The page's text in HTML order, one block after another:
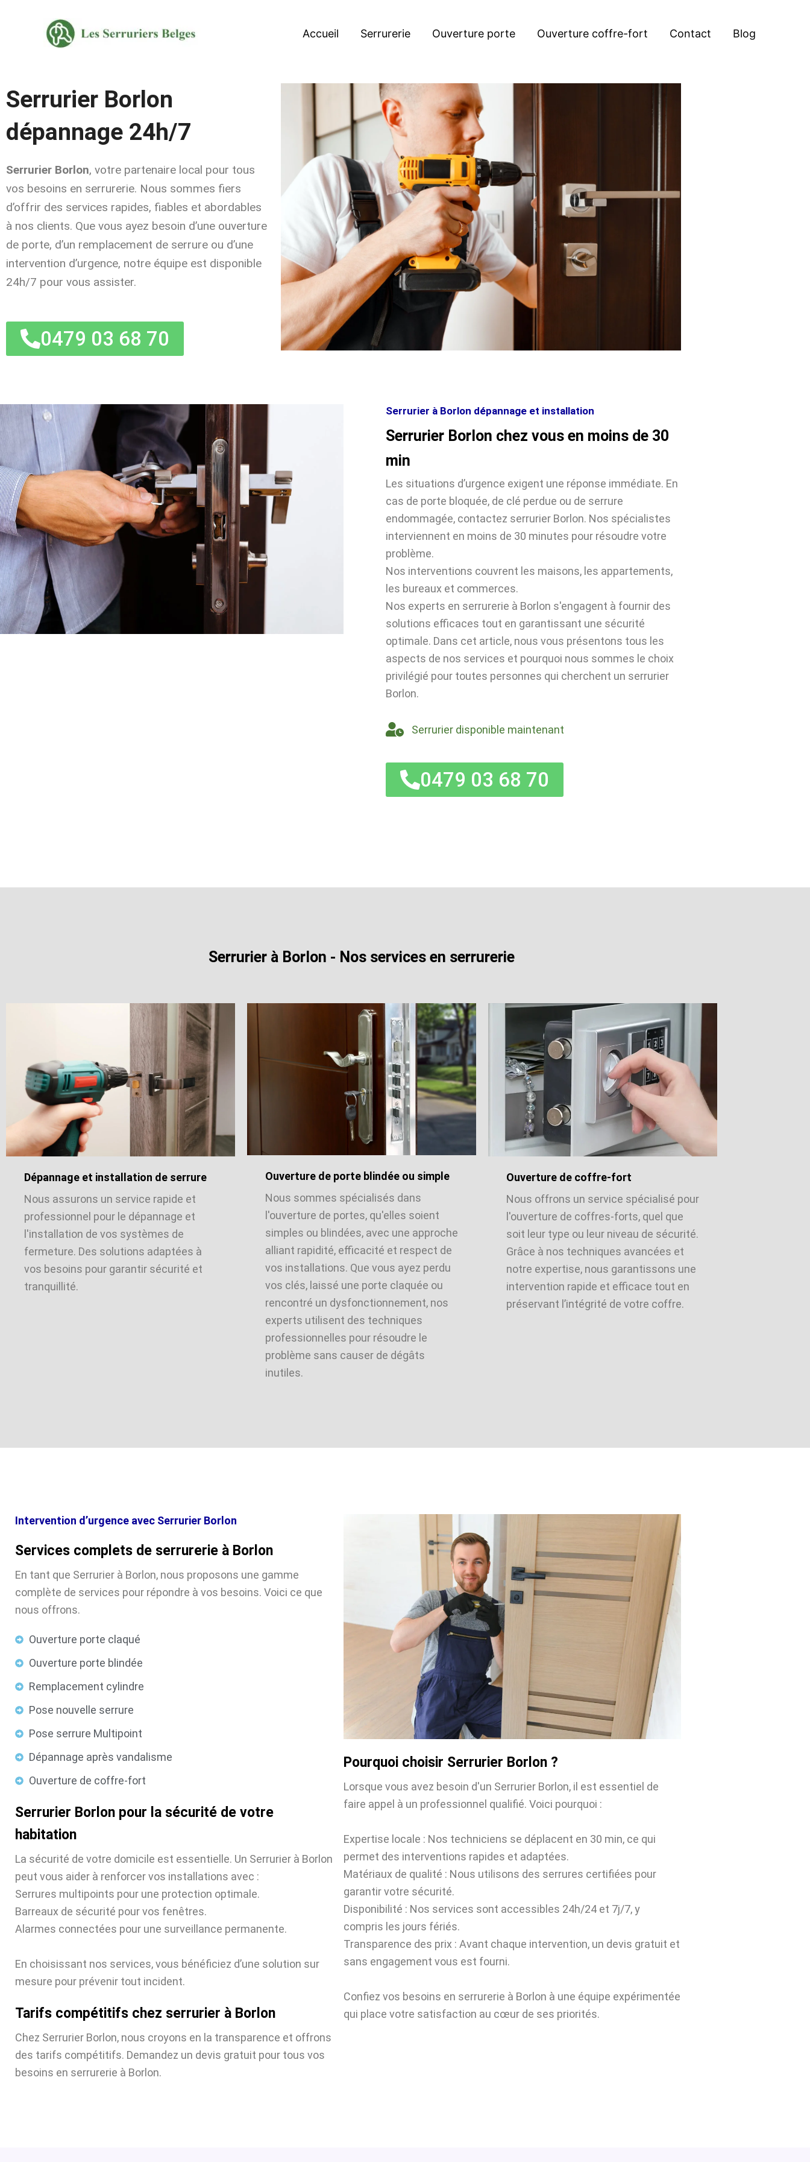
Accueil Serrurerie Ouverture porte Ouverture coffre-fort Contact Blog
Serrurier Borlon
dépannage 24h/7
Serrurier Borlon, votre partenaire local pour tous
vos besoins en serrurerie. Nous sommes fiers
d’offrir des services rapides, fiables et abordables
à nos clients. Que vous ayez besoin d’une ouverture
de porte, d’un remplacement de serrure ou d’une
intervention d’urgence, notre équipe est disponible
24h/7 pour vous assister.
0479 03 68 70
Serrurier à Borlon dépannage et installation
Serrurier Borlon chez vous en moins de 30
min
Les situations d’urgence exigent une réponse immédiate. En
cas de porte bloquée, de clé perdue ou de serrure
endommagée, contactez serrurier Borlon. Nos spécialistes
interviennent en moins de 30 minutes pour résoudre votre
problème.
Nos interventions couvrent les maisons, les appartements,
les bureaux et commerces.
Nos experts en serrurerie à Borlon s'engagent à fournir des
solutions efficaces tout en garantissant une sécurité
optimale. Dans cet article, nous vous présentons tous les
aspects de nos services et pourquoi nous sommes le choix
privilégié pour toutes personnes qui cherchent un serrurier
Borlon.
Serrurier disponible maintenant
0479 03 68 70
Serrurier à Borlon - Nos services en serrurerie
Dépannage et installation de serrure
Nous assurons un service rapide et
professionnel pour le dépannage et
l'installation de vos systèmes de
fermeture. Des solutions adaptées à
vos besoins pour garantir sécurité et
tranquillité.
Ouverture de porte blindée ou simple
Nous sommes spécialisés dans
l'ouverture de portes, qu'elles soient
simples ou blindées, avec une approche
alliant rapidité, efficacité et respect de
vos installations. Que vous ayez perdu
vos clés, laissé une porte claquée ou
rencontré un dysfonctionnement, nos
experts utilisent des techniques
professionnelles pour résoudre le
problème sans causer de dégâts
inutiles.
Ouverture de coffre-fort
Nous offrons un service spécialisé pour
l'ouverture de coffres-forts, quel que
soit leur type ou leur niveau de sécurité.
Grâce à nos techniques avancées et
notre expertise, nous garantissons une
intervention rapide et efficace tout en
préservant l’intégrité de votre coffre.
Intervention d’urgence avec Serrurier Borlon
Services complets de serrurerie à Borlon
En tant que Serrurier à Borlon, nous proposons une gamme
complète de services pour répondre à vos besoins. Voici ce que
nous offrons.
Ouverture porte claqué
Ouverture porte blindée
Remplacement cylindre
Pose nouvelle serrure
Pose serrure Multipoint
Dépannage après vandalisme
Ouverture de coffre-fort
Serrurier Borlon pour la sécurité de votre
habitation
La sécurité de votre domicile est essentielle. Un Serrurier à Borlon
peut vous aider à renforcer vos installations avec :
Serrures multipoints pour une protection optimale.
Barreaux de sécurité pour vos fenêtres.
Alarmes connectées pour une surveillance permanente.
En choisissant nos services, vous bénéficiez d’une solution sur
mesure pour prévenir tout incident.
Tarifs compétitifs chez serrurier à Borlon
Chez Serrurier Borlon, nous croyons en la transparence et offrons
des tarifs compétitifs. Demandez un devis gratuit pour tous vos
besoins en serrurerie à Borlon.
Pourquoi choisir Serrurier Borlon ?
Lorsque vous avez besoin d'un Serrurier Borlon, il est essentiel de
faire appel à un professionnel qualifié. Voici pourquoi :
Expertise locale : Nos techniciens se déplacent en 30 min, ce qui
permet des interventions rapides et adaptées.
Matériaux de qualité : Nous utilisons des serrures certifiées pour
garantir votre sécurité.
Disponibilité : Nos services sont accessibles 24h/24 et 7j/7, y
compris les jours fériés.
Transparence des prix : Avant chaque intervention, un devis gratuit et
sans engagement vous est fourni.
Confiez vos besoins en serrurerie à Borlon à une équipe expérimentée
qui place votre satisfaction au cœur de ses priorités.